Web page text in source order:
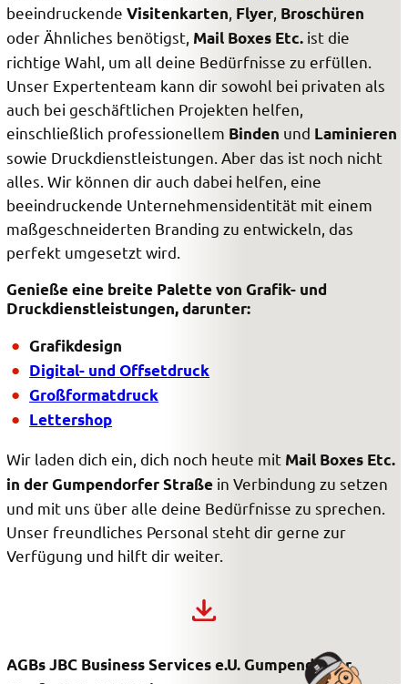
beeindruckendeVisitenkarten Flyer Broschüren
oder Ähnliches benötigst, Mail Boxes Etc. ist die
richtige Wahl, um all deine Bedürfnisse zu erfüllen.
Unser Expertenteam kann dir sowohl bei privaten als
auch bei geschäftlichen Projekten helfen,
einschließlich professionellem Binden und Laminieren
sowie Druckdienstleistungen. Aber das ist noch nicht
alles. Wir können dir auch dabei helfen, eine
beeindruckende Unternehmensidentität mit einem
maßgeschneiderten Branding zu entwickeln, das
perfekt umgesetzt wird.
Genieße eine breite Palette von Grafik- und
Druckdienstleistungen, darunter:
Grafikdesign
Digital- und Offsetdruck
Großformatdruck
Lettershop
Wir laden dich ein, dich noch heute mit Mail Boxes Etc.
in der Gumpendorfer Straße in Verbindung zu setzen
und mit uns über alle deine Bedürfnisse zu sprechen.
Unser freundliches Personal steht dir gerne zur
Verfügung und hilft dir weiter.
AGBs JBC Business Services e.U. Gumpendorfer